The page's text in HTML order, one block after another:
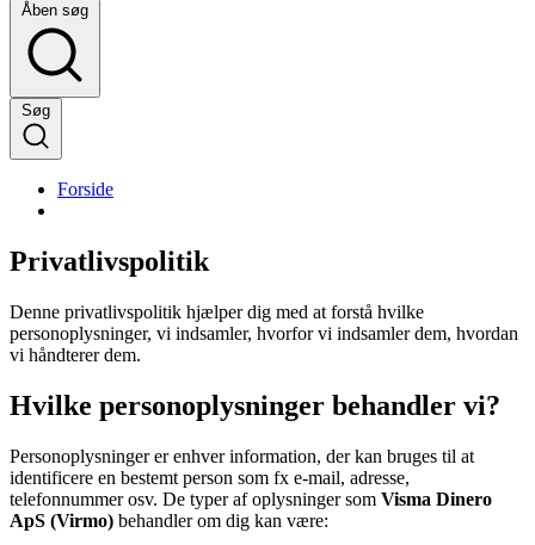
Åben søg
Søg
Forside
Privatlivspolitik
Denne privatlivspolitik hjælper dig med at forstå hvilke
personoplysninger, vi indsamler, hvorfor vi indsamler dem, hvordan
vi håndterer dem.
Hvilke personoplysninger behandler vi?
Personoplysninger er enhver information, der kan bruges til at
identificere en bestemt person som fx e-mail, adresse,
telefonnummer osv. De typer af oplysninger som Visma Dinero
ApS (Virmo) behandler om dig kan være: